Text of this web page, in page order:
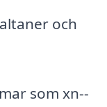
och
som xn--